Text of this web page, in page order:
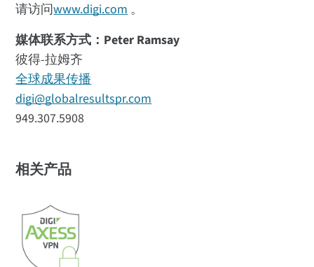
请访问www.digi.com。
媒体联系方式：Peter Ramsay
彼得-拉姆齐
全球成果传播
digi@globalresultspr.com
949.307.5908
相关产品